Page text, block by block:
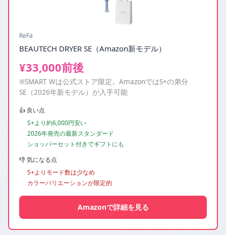
ReFa
BEAUTECH DRYER SE（Amazon新モデル）
¥33,000前後
※SMART Wは公式ストア限定。AmazonではS+の弟分
SE（2026年新モデル）が入手可能
👍 良い点
S+より約6,000円安い
2026年発売の最新スタンダード
ショッパーセット付きでギフトにも
👎 気になる点
S+よりモード数は少なめ
カラーバリエーションが限定的
Amazonで詳細を見る